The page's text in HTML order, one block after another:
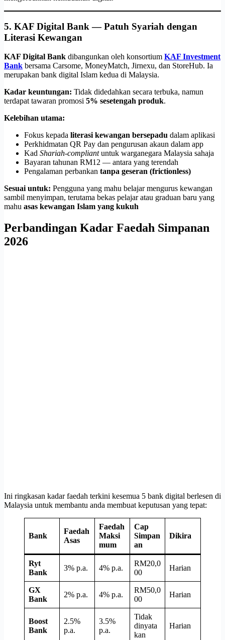
5. KAF Digital Bank — Patuh Syariah dengan
Literasi Kewangan
KAF Digital Bank dibangunkan oleh konsortium KAF Investment
Bank bersama Carsome, MoneyMatch, Jirnexu, dan StoreHub. Ia
merupakan bank digital Islam kedua di Malaysia.
Kadar keuntungan: Tidak didedahkan secara terbuka, namun
terdapat tawaran promosi 5% sesetengah produk.
Kelebihan utama:
Fokus kepada literasi kewangan bersepadu dalam aplikasi
Perkhidmatan QR Pay dan pengurusan akaun dalam app
Kad Shariah-compliantuntuk warganegara Malaysia sahaja
Bayaran tahunan RM12 — antara yang terendah
Pengalaman perbankan tanpa geseran (frictionless)
Sesuai untuk: Pengguna yang mahu belajar mengurus kewangan
sambil menyimpan, terutama bekas pelajar atau graduan baru yang
mahu asas kewangan Islam yang kukuh
Perbandingan Kadar Faedah Simpanan
2026
Ini ringkasan kadar faedah terkini kesemua 5 bank digital berlesen di
Malaysia untuk membantu anda membuat keputusan yang tepat:
Bank
Faedah
Asas
Faedah
Maksi
mum
Cap
Simpan
an
Dikira
Ryt
Bank
3% p.a. 4% p.a.
RM20,0
00
Harian
GX
Bank
2% p.a. 4% p.a.
RM50,0
00
Harian
Boost
Bank
2.5%
p.a.
3.5%
p.a.
Tidak
dinyata
kan
Harian